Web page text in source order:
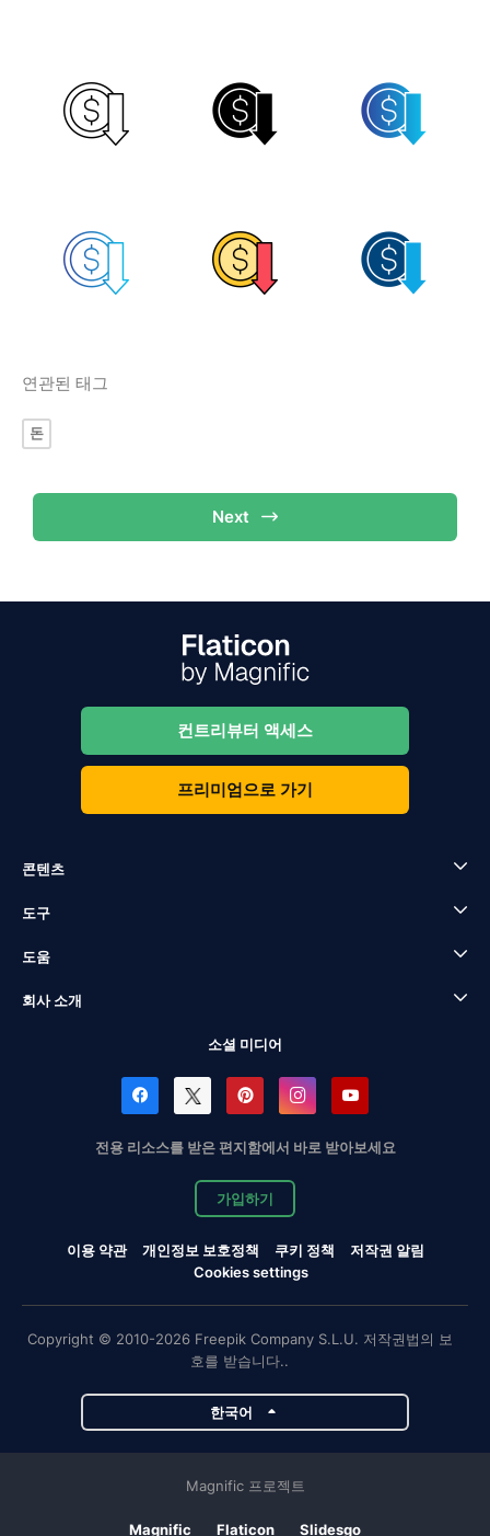
연관된 태그
돈
Next
컨트리뷰터 액세스
프리미엄으로 가기
콘텐츠
도구
도움
회사 소개
소셜 미디어
전용 리소스를 받은 편지함에서 바로 받아보세요
가입하기
이용 약관 개인정보 보호정책 쿠키 정책
저작권 알림
Cookies settings
Copyright © 2010-2026 Freepik Company S.L.U. 저작권법의 보
호를 받습니다..
한국어
Magnific 프로젝트
Magnific Flaticon Slidesgo